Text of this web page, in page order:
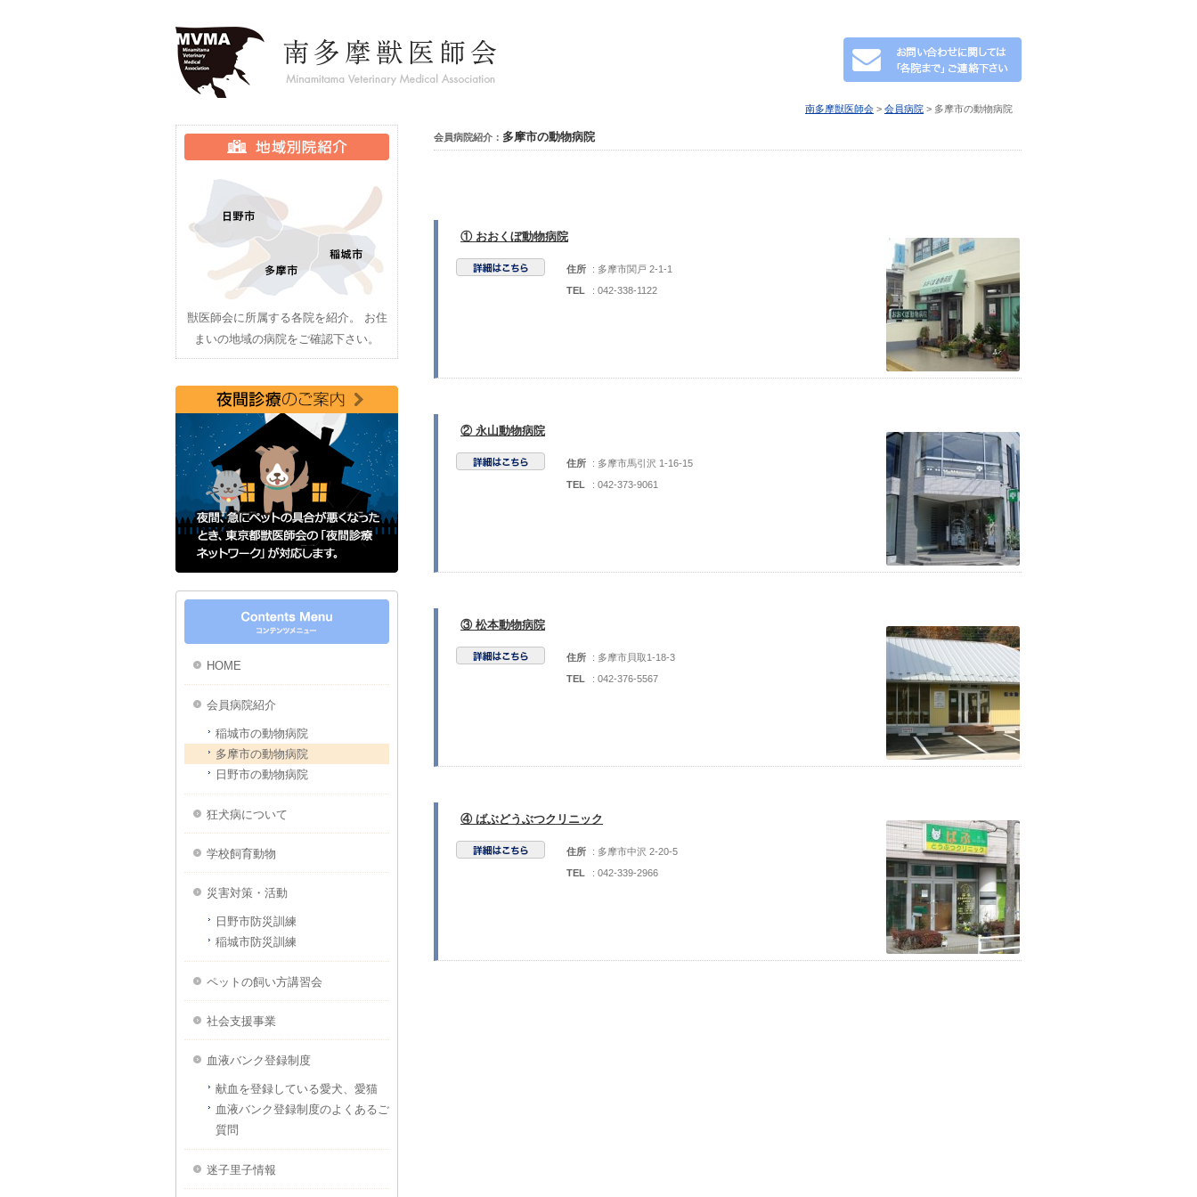
南多摩獣医師会 > 会員病院 > 多摩市の動物病院
会員病院紹介： 多摩市の動物病院
① おおくぼ動物病院
住所
: 多摩市関戸 2-1-1
TEL
: 042-338-1122
② 永山動物病院
住所
: 多摩市馬引沢 1-16-15
TEL
: 042-373-9061
③ 松本動物病院
住所
: 多摩市貝取1-18-3
TEL
: 042-376-5567
④ ばぶどうぶつクリニック
住所
: 多摩市中沢 2-20-5
TEL
: 042-339-2966
獣医師会に所属する各院を紹介。 お住
まいの地域の病院をご確認下さい。
HOME
会員病院紹介
稲城市の動物病院
多摩市の動物病院
日野市の動物病院
狂犬病について
学校飼育動物
災害対策・活動
日野市防災訓練
稲城市防災訓練
ペットの飼い方講習会
社会支援事業
血液バンク登録制度
献血を登録している愛犬、愛猫
血液バンク登録制度のよくあるご
質問
迷子里子情報